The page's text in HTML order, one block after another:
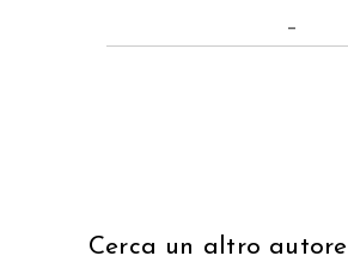
–
Cerca un altro autore